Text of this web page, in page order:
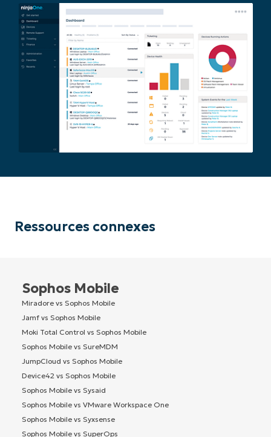
Ressources connexes
Sophos Mobile
Miradore vs Sophos Mobile
Jamf vs Sophos Mobile
Moki Total Control vs Sophos Mobile
Sophos Mobile vs SureMDM
JumpCloud vs Sophos Mobile
Device42 vs Sophos Mobile
Sophos Mobile vs Sysaid
Sophos Mobile vs VMware Workspace One
Sophos Mobile vs Syxsense
Sophos Mobile vs SuperOps